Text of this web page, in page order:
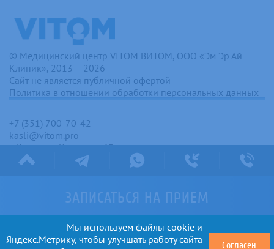
ЗАПИСАТЬСЯ НА ПРИЕМ
© Медицинский центр VITOM ВИТОМ, ООО «Эм Эр Ай
Клиник», 2013 – 2026
Сайт не является публичной офертой
Политика в отношении обработки персональных данных
+7 (351) 700-70-42
kasli@vitom.pro
г. Касли, ул. Коммуны, 65
С 8:00 до 23:00 без перерыва и выходных
Мы используем файлы cookie и
Яндекс.Метрику, чтобы улучшать работу сайта
Согласен